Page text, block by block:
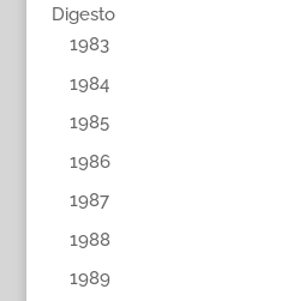
Digesto
1983
1984
1985
1986
1987
1988
1989